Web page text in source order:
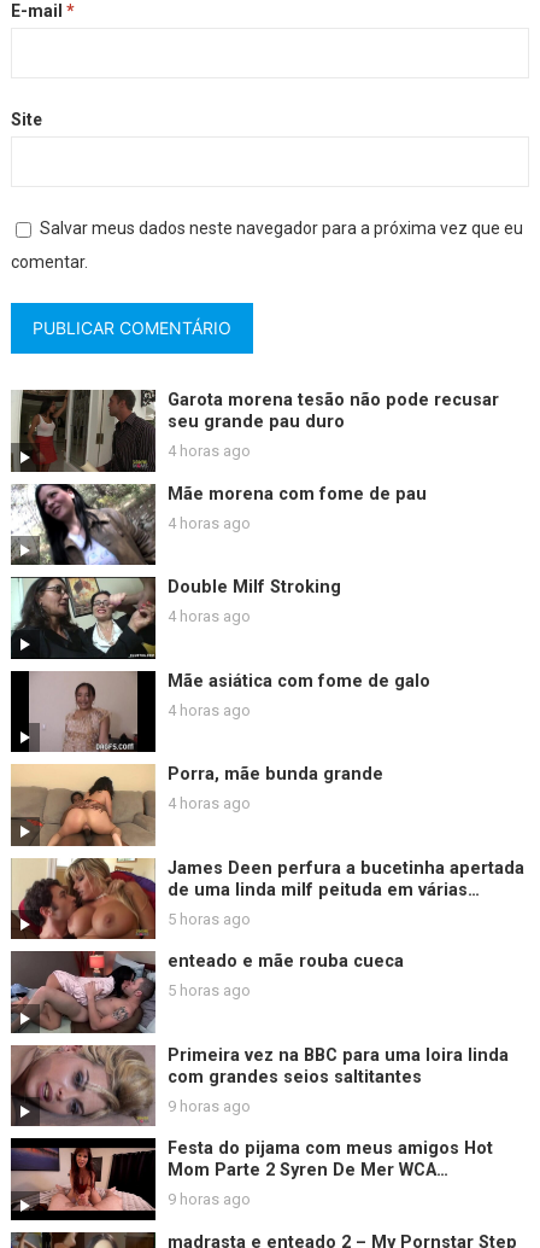
E-mail *
Site
Salvar meus dados neste navegador para a próxima vez que eu
comentar.
Garota morena tesão não pode recusar
seu grande pau duro
4 horas ago
Mãe morena com fome de pau
4 horas ago
Double Milf Stroking
4 horas ago
Mãe asiática com fome de galo
4 horas ago
Porra, mãe bunda grande
4 horas ago
James Deen perfura a bucetinha apertada
de uma linda milf peituda em várias
posições.
5 horas ago
enteado e mãe rouba cueca
5 horas ago
Primeira vez na BBC para uma loira linda
com grandes seios saltitantes
9 horas ago
Festa do pijama com meus amigos Hot
Mom Parte 2 Syren De Mer WCA
Productions
9 horas ago
madrasta e enteado 2 – My Pornstar Step